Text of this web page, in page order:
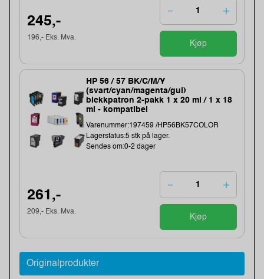
245,-
196,- Eks. Mva.
Kjøp
HP 56 / 57 BK/C/M/Y
(svart/cyan/magenta/gul)
blekkpatron 2-pakk 1 x 20 ml / 1 x 18
ml - kompatibel
Varenummer:197459 /HP56BK57COLOR
Lagerstatus:5 stk på lager.
Sendes om:0-2 dager
261,-
209,- Eks. Mva.
Kjøp
Originalprodukter